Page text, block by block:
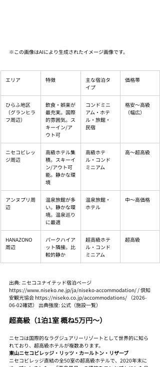
※この画像はAIにより生成されたイメージ画像です。
エリア 特徴
主な宿泊タ
イプ
価格帯
ひらふ地区
（グランヒラ
フ周辺）
飲食・娯楽が
最充実。国際
的雰囲気。ス
キーイン/ア
ウト可
コンドミニ
アム・ホテ
ル・旅館・
民宿
格安〜高級
（幅広）
ニセコビレッ
ジ周辺
高級ホテル集
積。スキーイ
ン/アウト可
能。静かな環
境
高級ホテ
ル・コンド
ミニアム
高〜超高級
アンヌプリ周
辺
温泉旅館が多
い。静かな環
境。温泉巡り
に最適
温泉旅館・
ホテル
中〜高価格
HANAZONO
周辺
パークハイア
ット隣接。比
較的静か
超高級ホテ
ル・コンド
ミニアム
超高級
出典: ニセコユナイテッド宿泊ページ
https://www.niseko.ne.jp/ja/niseko-accommodation/ / 倶知
安観光協会 https://niseko.co.jp/accommodations/ （2026-
06-02確認） 出典強度: 公式（施設一覧）
超高級（1泊1室 概ね5万円〜）
ニセコは国際的なラグジュアリーリゾートとして世界的に知ら
れており、超高級ホテルが複数あります。
東山ニセコビレッジ・リッツ・カールトン・リザーブ
ニセコビレッジ直結の全50室の超高級ホテルで、2020年末に